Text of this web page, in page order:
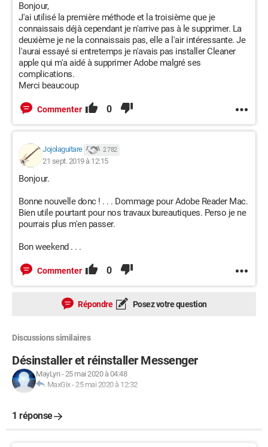
Bonjour,
J'ai utilisé la première méthode et la troisième que je
connaissais déjà cependant je n'arrive pas à le supprimer. La
deuxième je ne la connaissais pas, elle a l'air intéressante. Je
l'aurai essayé si entretemps je n'avais pas installer Cleaner
apple qui m'a aidé à supprimer Adobe malgré ses
complications.
Merci beaucoup
Commenter 0
Jojolaguitare 2 782
21 sept. 2019 à 12:15
Bonjour.
Bonne nouvelle donc ! . . . Dommage pour Adobe Reader Mac.
Bien utile pourtant pour nos travaux bureautiques. Perso je ne
pourrais plus m'en passer.
Bon weekend . . .
Commenter 0
Répondre Posez votre question
Discussions similaires
Désinstaller et réinstaller Messenger
MayLyn-25 mai 2020 à 04:48
MaxGix-25 mai 2020 à 12:32
1 réponse